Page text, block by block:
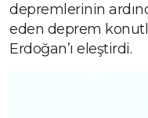
depremlerinin
eden deprem
Erdoğan’ı eleştirdi.